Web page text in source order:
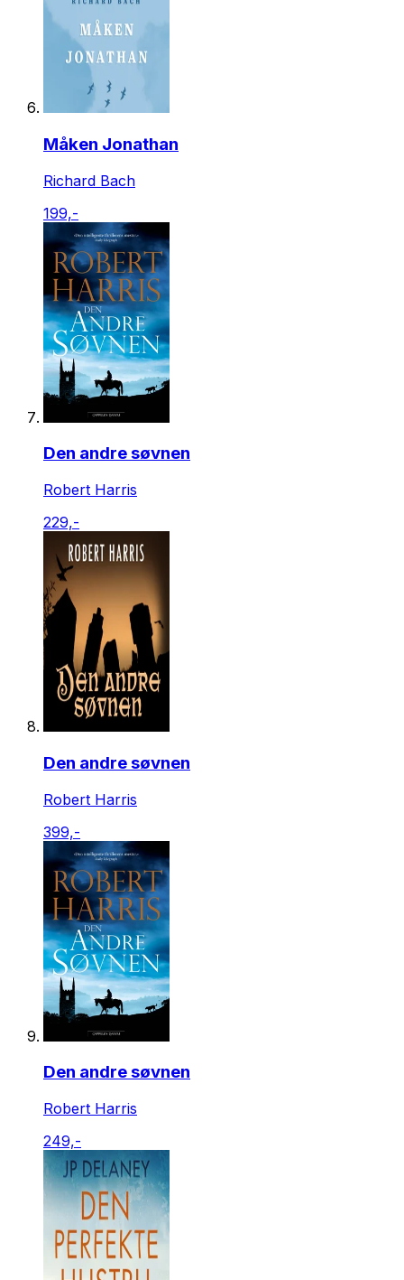
Måken Jonathan
Richard Bach
199,-
Den andre søvnen
Robert Harris
229,-
Den andre søvnen
Robert Harris
399,-
Den andre søvnen
Robert Harris
249,-